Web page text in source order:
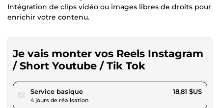
Intégration de clips vidéo ou images libres de droits pour
enrichir votre contenu.
Je vais monter vos Reels Instagram
/ Short Youtube / Tik Tok
Service basiquepour 17,33 $US
4 jours de réalisation
18,81 $US